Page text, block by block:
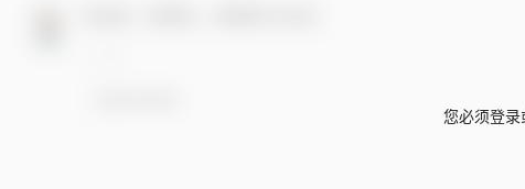
您必须登